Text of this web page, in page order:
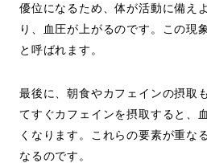
優位になるため、体が活動に備え
り、血圧が上がるのです。この現
と呼ばれます。
最後に、朝食やカフェインの摂取
てすぐカフェインを摂取すると、
くなります。これらの要素が重な
なるのです。